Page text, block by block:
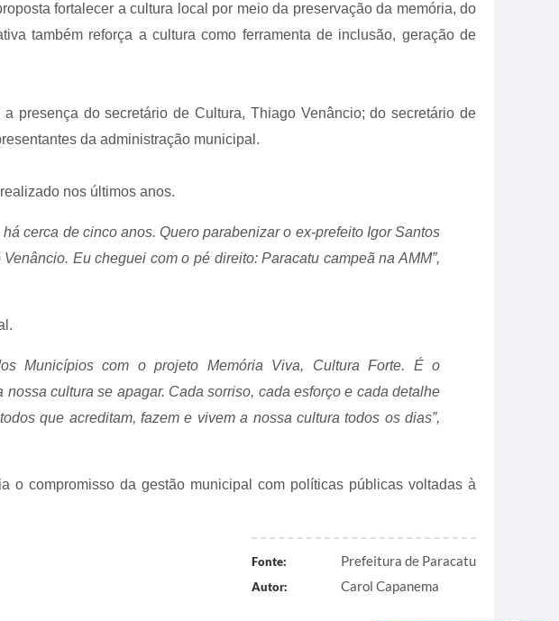
fortalecer a cultura local por meio da preservação da memória, do
também reforça a cultura como ferramenta de inclusão, geração de
presença do secretário de Cultura, Thiago Venâncio; do secretário de
da administração municipal.
nos últimos anos.
cerca de cinco anos. Quero parabenizar o ex-prefeito Igor Santos
Eu cheguei com o pé direito: Paracatu campeã na AMM”,
Municípios com o projeto Memória Viva, Cultura Forte. É o
cultura se apagar. Cada sorriso, cada esforço e cada detalhe
que acreditam, fazem e vivem a nossa cultura todos os dias”,
o compromisso da gestão municipal com políticas públicas voltadas à
Fonte: Prefeitura de Paracatu
Autor: Carol Capanema